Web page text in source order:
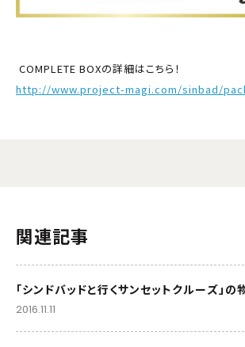
COMPLETE BOXの詳細はこちら！
http://www.project-magi.com/sinbad/
関連記事
「シンドバッドと行くサンセットクルーズ」の
2016.11.11